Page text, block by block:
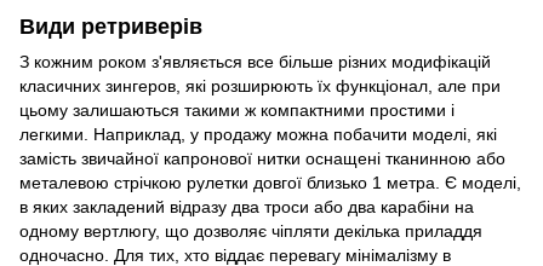
Види ретриверів
З кожним роком з'являється все більше різних модифікацій
класичних зингеров, які розширюють їх функціонал, але при
цьому залишаються такими ж компактними простими і
легкими. Наприклад, у продажу можна побачити моделі, які
замість звичайної капронової нитки оснащені тканинною або
металевою стрічкою рулетки довгої близько 1 метра. Є моделі,
в яких закладений відразу два троси або два карабіни на
одному вертлюгу, що дозволяє чіпляти декілька приладдя
одночасно. Для тих, хто віддає перевагу мінімалізму в